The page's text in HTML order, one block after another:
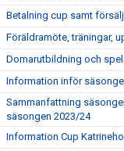
Betalning cup samt
Föräldramöte, träningar,
Domarutbildning och
Information inför
Sammanfattning
säsongen 2023/24
Information Cup